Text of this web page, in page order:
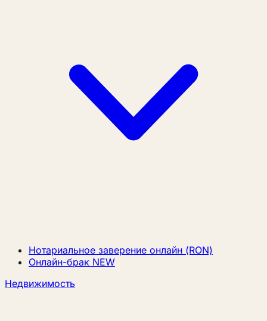
Нотариальное заверение онлайн (RON)
Онлайн-брак NEW
Недвижимость